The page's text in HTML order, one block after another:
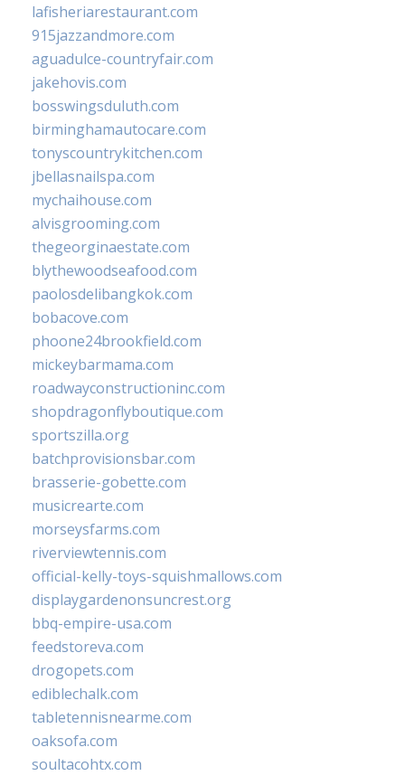
lafisheriarestaurant.com
915jazzandmore.com
aguadulce-countryfair.com
jakehovis.com
bosswingsduluth.com
birminghamautocare.com
tonyscountrykitchen.com
jbellasnailspa.com
mychaihouse.com
alvisgrooming.com
thegeorginaestate.com
blythewoodseafood.com
paolosdelibangkok.com
bobacove.com
phoone24brookfield.com
mickeybarmama.com
roadwayconstructioninc.com
shopdragonflyboutique.com
sportszilla.org
batchprovisionsbar.com
brasserie-gobette.com
musicrearte.com
morseysfarms.com
riverviewtennis.com
official-kelly-toys-squishmallows.com
displaygardenonsuncrest.org
bbq-empire-usa.com
feedstoreva.com
drogopets.com
ediblechalk.com
tabletennisnearme.com
oaksofa.com
soultacohtx.com